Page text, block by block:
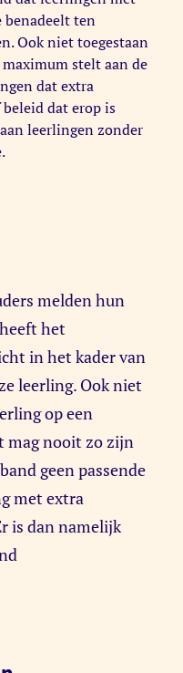
benadeelt ten
Ook niet toegestaan
stelt aan de
dat extra
dat erop is
leerlingen zonder
melden hun
het
in het kader van
leerling. Ook niet
op een
mag nooit zo zijn
geen passende
met extra
is dan namelijk